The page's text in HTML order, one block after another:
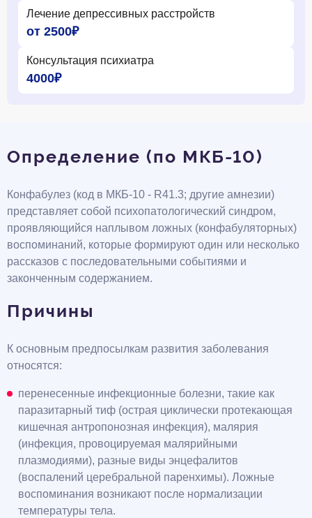
Лечение депрессивных расстройств
от 2500₽
Консультация психиатра
4000₽
Определение (по МКБ-10)
Конфабулез (код в МКБ-10 - R41.3; другие амнезии)
представляет собой психопатологический синдром,
проявляющийся наплывом ложных (конфабуляторных)
воспоминаний, которые формируют один или несколько
рассказов с последовательными событиями и
законченным содержанием.
Причины
К основным предпосылкам развития заболевания
относятся:
перенесенные инфекционные болезни, такие как
паразитарный тиф (острая циклически протекающая
кишечная антропонозная инфекция), малярия
(инфекция, провоцируемая малярийными
плазмодиями), разные виды энцефалитов
(воспалений церебральной паренхимы). Ложные
воспоминания возникают после нормализации
температуры тела.